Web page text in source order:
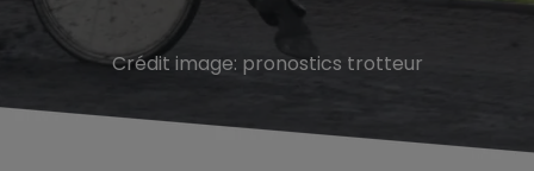
Crédit image: pronostics trotteur